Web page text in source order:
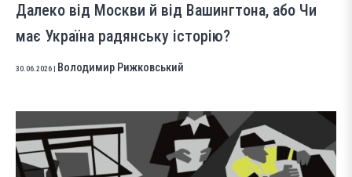
Далеко від Москви й від Вашингтона, або Чи
має Україна радянську історію?
30.06.2026 Володимир Рижковський